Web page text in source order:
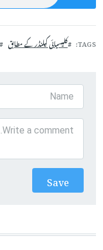
TAGS کلیسیائی کیلنڈر کے مطابق